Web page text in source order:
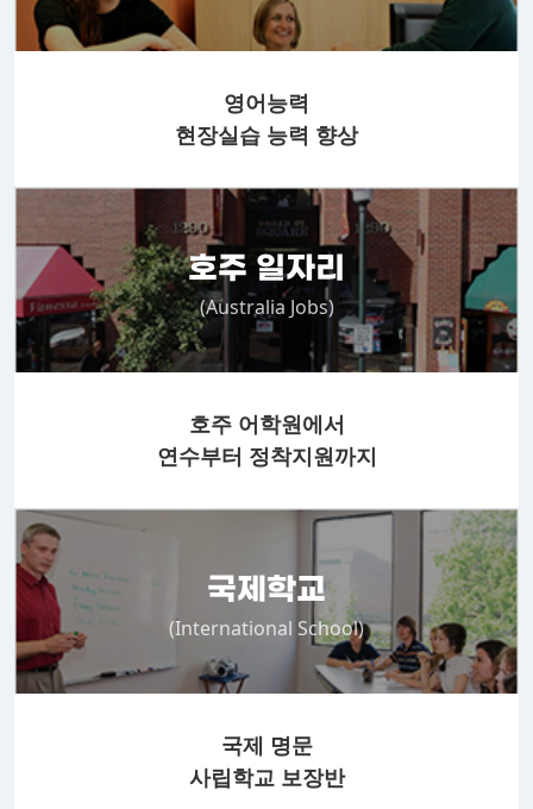
영어능력
현장실습 능력 향상
호주 일자리
(Australia Jobs)
호주 어학원에서
연수부터 정착지원까지
국제학교
(International School)
국제 명문
사립학교 보장반